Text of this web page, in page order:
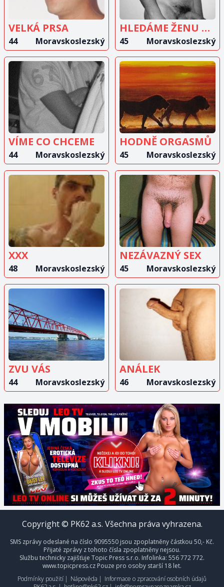
VELKÁ PRSA
44 Moravskoslezský
HLEDÁME ŽENU NA SEX
45 Moravskoslezský
ZOBRAZIT
INZERÁT
VÍME CO CHCEME
44 Moravskoslezský
ZOBRAZIT
INZERÁT
HODNĚ ORGASMŮ
45 Moravskoslezský
ZOBRAZIT
INZERÁT
XXX
48 Moravskoslezský
ZOBRAZIT
INZERÁT
NEZÁVAZNÝ SEX
45 Moravskoslezský
ZOBRAZIT
INZERÁT
ZVU VÁS
44 Moravskoslezský
ZOBRAZIT
INZERÁT
ANÁLEK
46 Moravskoslezský
Copyright © PK62 a.s. Všechna práva vyhrazena.
SMS zprávy odeslané na číslo 9095550 jsou zpoplatněny částkou 50,- Kč.
Přijaté zprávy z tohoto čísla zpoplatněny nejsou.
Službu technicky zajišťuje Topic Press s.r.o. Infolinka: 556 772 772.
www.topicpress.cz Pouze pro osoby starší 18 let.
Podmínky použití | Nápověda | Informace o zpracování osobních údajů